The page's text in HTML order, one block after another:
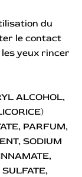
du
le contact
yeux rincer
ALCOHOL,
PARFUM,
SODIUM